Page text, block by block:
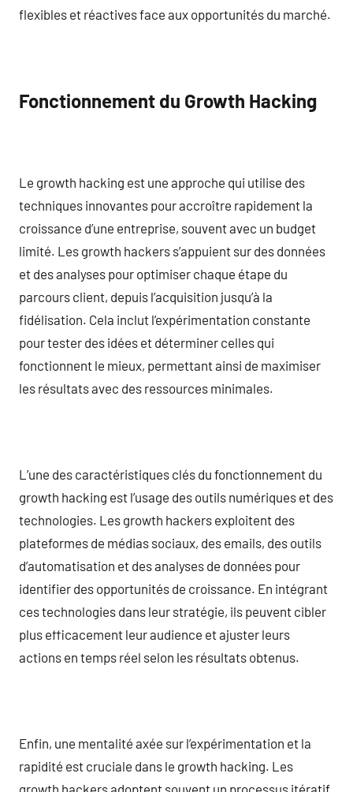
flexibles et réactives face aux opportunités du marché.
Fonctionnement du Growth Hacking
Le growth hacking est une approche qui utilise des
techniques innovantes pour accroître rapidement la
croissance d’une entreprise, souvent avec un budget
limité. Les growth hackers s’appuient sur des données
et des analyses pour optimiser chaque étape du
parcours client, depuis l’acquisition jusqu’à la
fidélisation. Cela inclut l’expérimentation constante
pour tester des idées et déterminer celles qui
fonctionnent le mieux, permettant ainsi de maximiser
les résultats avec des ressources minimales.
L’une des caractéristiques clés du fonctionnement du
growth hacking est l’usage des outils numériques et des
technologies. Les growth hackers exploitent des
plateformes de médias sociaux, des emails, des outils
d’automatisation et des analyses de données pour
identifier des opportunités de croissance. En intégrant
ces technologies dans leur stratégie, ils peuvent cibler
plus efficacement leur audience et ajuster leurs
actions en temps réel selon les résultats obtenus.
Enfin, une mentalité axée sur l’expérimentation et la
rapidité est cruciale dans le growth hacking. Les
growth hackers adoptent souvent un processus itératif,